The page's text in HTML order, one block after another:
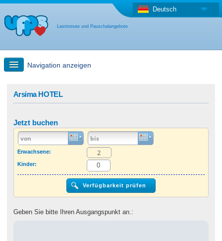
Lastminute und Pauschalangebote
Deutsch
Navigation anzeigen
Last Minute Angebot + Pauschalangebot
Anderes Land
Arsima HOTEL
Jetzt buchen
Erwachsene:
Kinder:
Geben Sie bitte Ihren Ausgangspunkt an.: